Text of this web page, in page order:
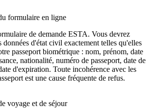
formulaire en ligne
de demande ESTA. Vous devrez
données d'état civil exactement telles qu'elles
passeport biométrique : nom, prénom, date
nationalité, numéro de passeport, date de
d'expiration. Toute incohérence avec les
est une cause fréquente de refus.
voyage et de séjour